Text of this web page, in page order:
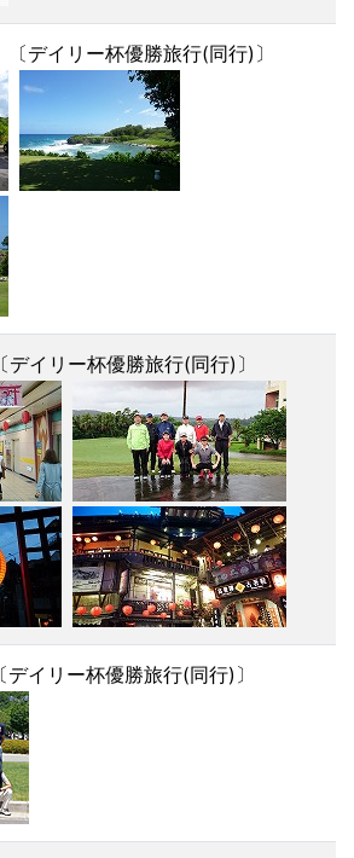
〔デイリー杯優勝旅行(同行)〕
〔デイリー杯優勝旅行(同行)〕
〔デイリー杯優勝旅行(同行)〕